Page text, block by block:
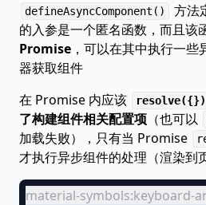
defineAsyncComponent()
方法
的入参是一个匿名函数，而且该
Promise ，可以在其中执行一
器获取组件
在 Promise 内应该
resolve({})
了构建组件相关配置项 （也可以
加载失败），只有当 Promise
才执行异步组件的处理（渲染到
material-symbols:keyboard-